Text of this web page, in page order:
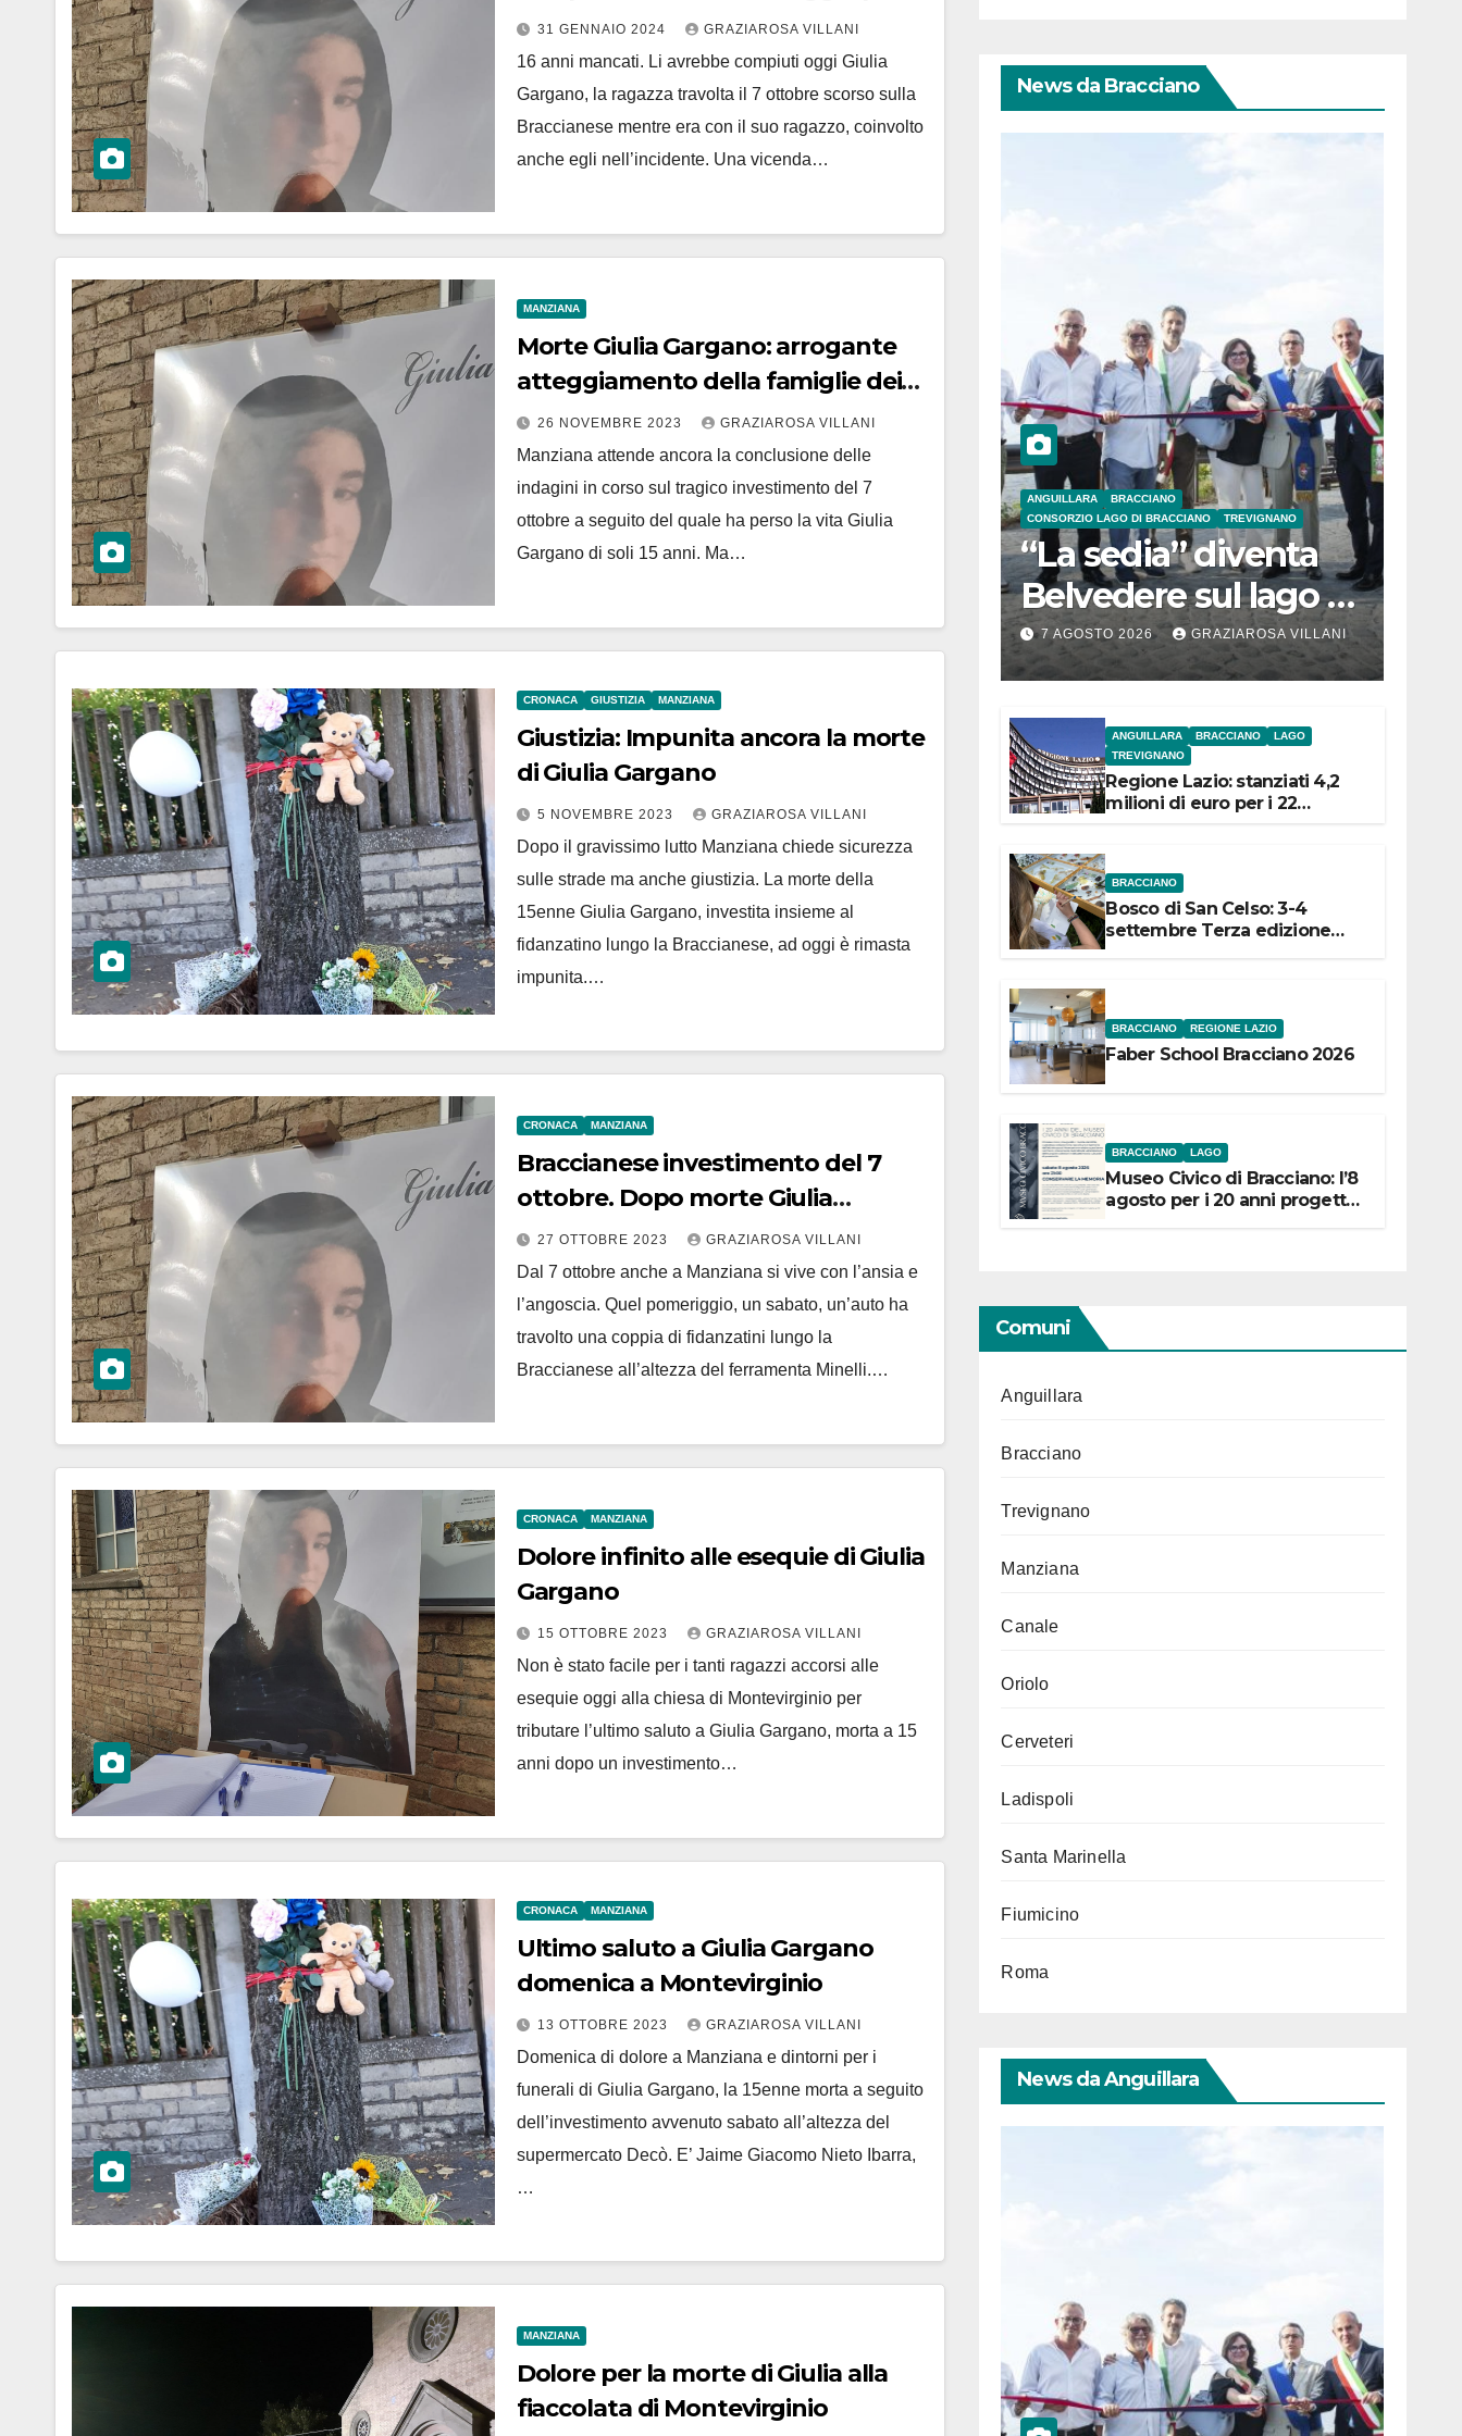
omicidio stradale al via i processo
per la ragazza che guidava l’auto
che l’ha travolta
31 GENNAIO 2024 GRAZIAROSA VILLANI
16 anni mancati. Li avrebbe compiuti oggi Giulia
Gargano, la ragazza travolta il 7 ottobre scorso sulla
Braccianese mentre era con il suo ragazzo, coinvolto
anche egli nell’incidente. Una vicenda…
MANZIANA
Morte Giulia Gargano: arrogante
atteggiamento della famiglie dei
ragazzi che erano a bordo dell’auto
investitrice
26 NOVEMBRE 2023 GRAZIAROSA VILLANI
Manziana attende ancora la conclusione delle
indagini in corso sul tragico investimento del 7
ottobre a seguito del quale ha perso la vita Giulia
Gargano di soli 15 anni. Ma…
CRONACA GIUSTIZIA MANZIANA
Giustizia: Impunita ancora la morte
di Giulia Gargano
5 NOVEMBRE 2023 GRAZIAROSA VILLANI
Dopo il gravissimo lutto Manziana chiede sicurezza
sulle strade ma anche giustizia. La morte della
15enne Giulia Gargano, investita insieme al
fidanzatino lungo la Braccianese, ad oggi è rimasta
impunita.…
CRONACA MANZIANA
Braccianese investimento del 7
ottobre. Dopo morte Giulia
famiglie chiedono sicurezza.
Subito
27 OTTOBRE 2023 GRAZIAROSA VILLANI
Dal 7 ottobre anche a Manziana si vive con l’ansia e
l’angoscia. Quel pomeriggio, un sabato, un’auto ha
travolto una coppia di fidanzatini lungo la
Braccianese all’altezza del ferramenta Minelli.…
CRONACA MANZIANA
Dolore infinito alle esequie di Giulia
Gargano
15 OTTOBRE 2023 GRAZIAROSA VILLANI
Non è stato facile per i tanti ragazzi accorsi alle
esequie oggi alla chiesa di Montevirginio per
tributare l’ultimo saluto a Giulia Gargano, morta a 15
anni dopo un investimento…
CRONACA MANZIANA
Ultimo saluto a Giulia Gargano
domenica a Montevirginio
13 OTTOBRE 2023 GRAZIAROSA VILLANI
Domenica di dolore a Manziana e dintorni per i
funerali di Giulia Gargano, la 15enne morta a seguito
dell’investimento avvenuto sabato all’altezza del
supermercato Decò. E’ Jaime Giacomo Nieto Ibarra,
…
MANZIANA
Dolore per la morte di Giulia alla
fiaccolata di Montevirginio
News da Bracciano
ANGUILLARA
BRACCIANO
CONSORZIO LAGO DI BRACCIANO
TREVIGNANO
“La sedia” diventa
Belvedere sul lago di
Bracciano: ieri
l’inaugurazione
7 AGOSTO 2026 GRAZIAROSA VILLANI
ANGUILLARA BRACCIANO
LAGO
TREVIGNANO
Regione Lazio: stanziati 4,2
milioni di euro per i 22
BRACCIANO
Bosco di San Celso: 3-4
settembre Terza edizione
BRACCIANO REGIONE LAZIO
Faber School Bracciano 2026
BRACCIANO LAGO
Museo Civico di Bracciano: l’8
agosto per i 20 anni progetto
Comuni
Anguillara
Bracciano
Trevignano
Manziana
Canale
Oriolo
Cerveteri
Ladispoli
Santa Marinella
Fiumicino
Roma
News da Anguillara